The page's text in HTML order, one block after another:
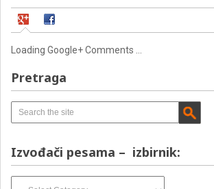
Loading Google+ Comments ...
Pretraga
Izvođači pesama – izbirnik: